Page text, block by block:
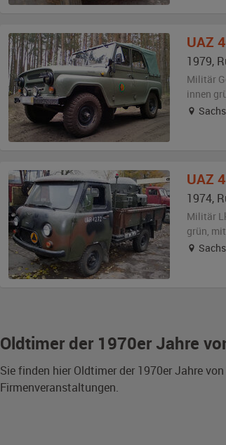
Oldtimer der 1970er Jahre
Sie finden hier Oldtimer der 1970er Jahre
Firmenveranstaltungen.
UAZ
1979,
Militär
innen
UAZ
1974,
Militär
grün,